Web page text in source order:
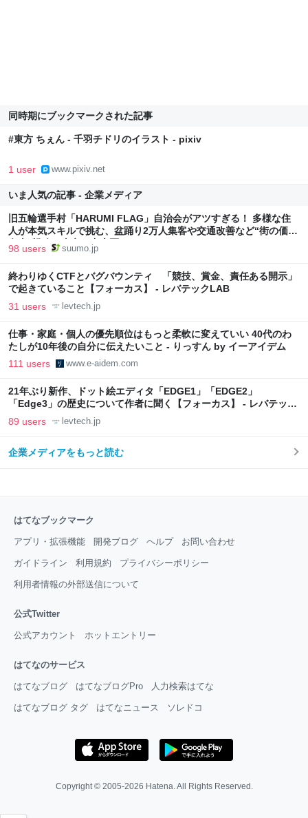
同時期にブックマークされた記事
#東方 ちぇん - 千羽チドリのイラスト - pixiv
1 user www.pixiv.net
いま人気の記事 - 企業メディア
旧五輪選手村「HARUMI FLAG」自治会がアツすぎる！ 多様な住
人が本気スキルで挑む、盆踊り2万人集客や交通改善など“街の価値
向上”戦略 東京・中央区
98 users suumo.jp
終わりゆくCTFとバグバウンティ 「競技、賞金、責任ある開示」
で起きていること【フォーカス】 - レバテックLAB
31 users levtech.jp
仕事・家庭・個人の優先順位はもっと柔軟に変えていい 40代のわ
たしが10年後の自分に伝えたいこと - りっすん by イーアイデム
111 users www.e-aidem.com
21年ぶり新作、ドット絵エディタ「EDGE1」「EDGE2」
「Edge3」の歴史について作者に聞く【フォーカス】 - レバテック
LAB
89 users levtech.jp
企業メディアをもっと読む
はてなブックマーク
アプリ・拡張機能 開発ブログ ヘルプ お問い合わせ
ガイドライン 利用規約 プライバシーポリシー
利用者情報の外部送信について
公式Twitter
公式アカウント ホットエントリー
はてなのサービス
はてなブログ はてなブログPro 人力検索はてな
はてなブログ タグ はてなニュース ソレドコ
Copyright © 2005-2026 Hatena. All Rights Reserved.